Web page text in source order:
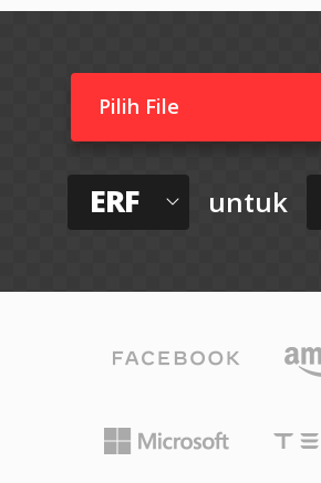
Pilih File
ERF untuk